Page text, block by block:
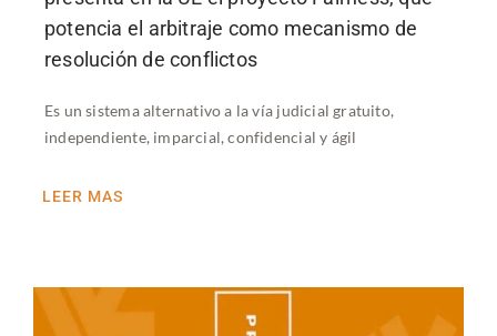
potencia el arbitraje como mecanismo de
resolución de conflictos
Es un sistema alternativo a la vía judicial gratuito,
independiente, imparcial, confidencial y ágil
LEER MAS